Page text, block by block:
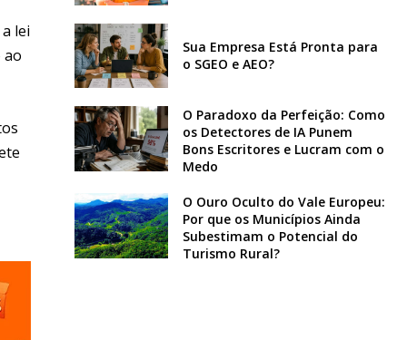
lei
ao
Sua Empresa Está Pronta para
o SGEO e AEO?
O Paradoxo da Perfeição: Como
os Detectores de IA Punem
Bons Escritores e Lucram com o
Medo
O Ouro Oculto do Vale Europeu:
Por que os Municípios Ainda
Subestimam o Potencial do
Turismo Rural?